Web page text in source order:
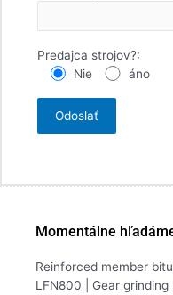
Predajca strojov?:
Nie
áno
Momentálne
Reinforced member
LFN800 | Gear